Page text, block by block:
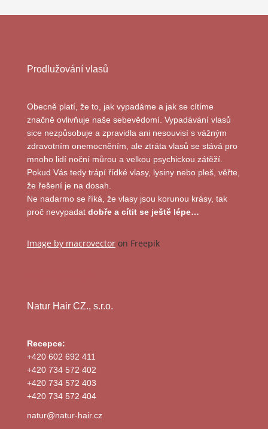
Prodlužování vlasů
Obecně platí, že to, jak vypadáme a jak se cítíme
značně ovlivňuje naše sebevědomí. Vypadávání vlasů
sice nezpůsobuje a zpravidla ani nesouvisí s vážným
zdravotním onemocněním, ale ztráta vlasů se stává pro
mnoho lidí noční můrou a velkou psychickou zátěží.
Pokud Vás tedy trápí řídké vlasy, lysiny nebo pleš, věřte,
že řešení je na dosah.
Ne nadarmo se říká, že vlasy jsou korunou krásy, tak
proč nevypadat dobře a cítit se ještě lépe…
Image by macrovectoron Freepik
Natur Hair CZ., s.r.o.
Recepce:
+420 602 692 411
+420 734 572 402
+420 734 572 403
+420 734 572 404
natur@natur-hair.cz